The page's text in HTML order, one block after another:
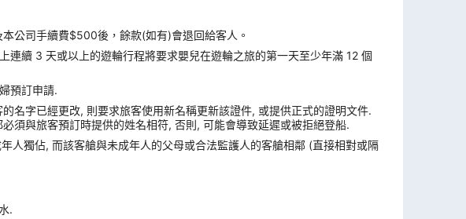
公司手續費$500後，餘款(如有)會退回給客人。
續 3 天或以上的遊輪行程將要求嬰兒在遊輪之旅的第一天至少年滿 12 個
預訂申請.
名字已經更改, 則要求旅客使用新名稱更新該證件, 或提供正式的證明文件.
須與旅客預訂時提供的姓名相符, 否則, 可能會導致延遲或被拒絕登船.
人獨佔, 而該客艙與未成年人的父母或合法監護人的客艙相鄰 (直接相對或隔
.